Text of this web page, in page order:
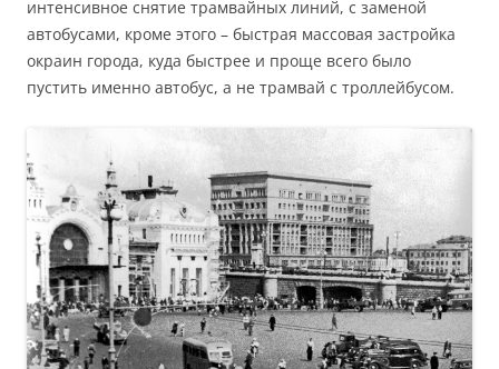
интенсивное снятие трамвайных линий, с заменой
автобусами, кроме этого – быстрая массовая застройка
окраин города, куда быстрее и проще всего было
пустить именно автобус, а не трамвай с троллейбусом.